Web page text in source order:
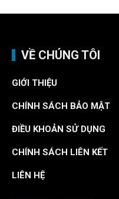
VỀ CHÚNG TÔI
GIỚI THIỆU
CHÍNH SÁCH BẢO MẬT
ĐIỀU KHOẢN SỬ DỤNG
CHÍNH SÁCH LIÊN KẾT
LIÊN HỆ